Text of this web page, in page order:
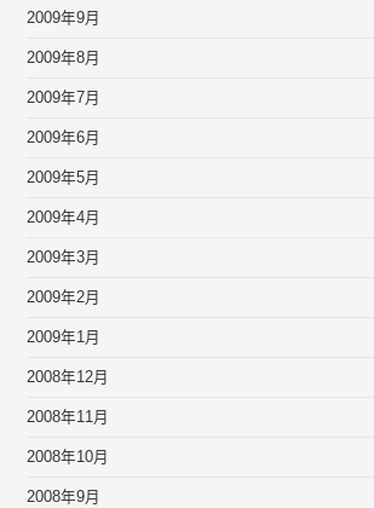
2009年9月
2009年8月
2009年7月
2009年6月
2009年5月
2009年4月
2009年3月
2009年2月
2009年1月
2008年12月
2008年11月
2008年10月
2008年9月